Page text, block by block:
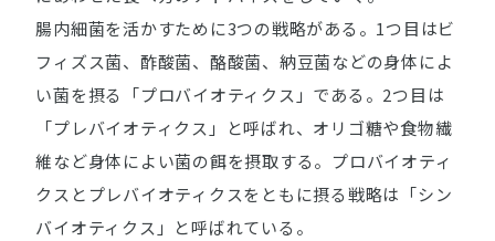
腸内細菌を活かすために3つの戦略がある。1つ目はビ
フィズス菌、酢酸菌、酪酸菌、納豆菌などの身体によ
い菌を摂る「プロバイオティクス」である。2つ目は
「プレバイオティクス」と呼ばれ、オリゴ糖や食物繊
維など身体によい菌の餌を摂取する。プロバイオティ
クスとプレバイオティクスをともに摂る戦略は「シン
バイオティクス」と呼ばれている。